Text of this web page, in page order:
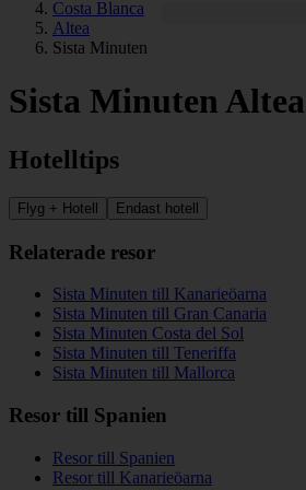
Costa Blanca
Altea
Sista Minuten
Sista Minuten Altea
Hotelltips
Flyg + Hotell Endast hotell
Relaterade resor
Sista Minuten till Kanarieöarna
Sista Minuten till Gran Canaria
Sista Minuten Costa del Sol
Sista Minuten till Teneriffa
Sista Minuten till Mallorca
Resor till Spanien
Resor till Spanien
Resor till Kanarieöarna